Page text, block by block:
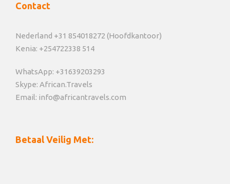
Contact
Nederland +31 854018272 (Hoofdkantoor)
Kenia: +254722338 514
WhatsApp: +31639203293
Skype: African.Travels
Email: info@africantravels.com
Betaal Veilig Met: